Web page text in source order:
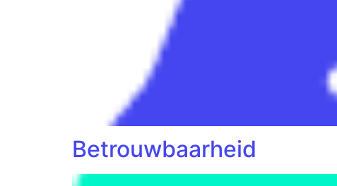
Betrouwbaarheid